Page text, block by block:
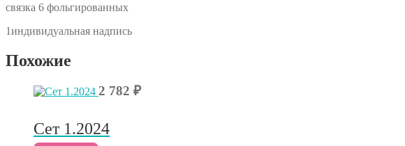
связка 6 фольгированных
1индивидуальная надпись
Похожие
2 782 ₽
Сет 1.2024